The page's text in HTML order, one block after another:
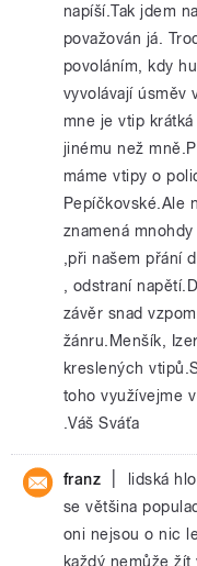
napíší.Tak jdem
považován já.
povoláním, kdy
vyvolávají úsměv
mne je vtip
jinému než
máme vtipy o
Pepíčkovské.Ale
znamená
,při našem přání
, odstraní
závěr snad
žánru.Menšík,
kreslených
toho využívejme
.Váš Sváťa
franz
lidská
se většina
oni nejsou o nic
každý nemůže